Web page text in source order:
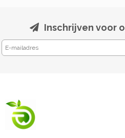
Inschrijven voor